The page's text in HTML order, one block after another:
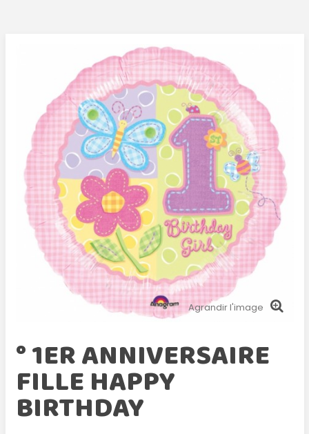
Agrandir l'image
° 1ER ANNIVERSAIRE
FILLE HAPPY
BIRTHDAY